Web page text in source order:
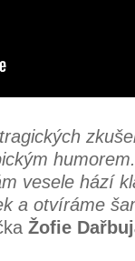
vesele hází
a otvíráme
Žofie